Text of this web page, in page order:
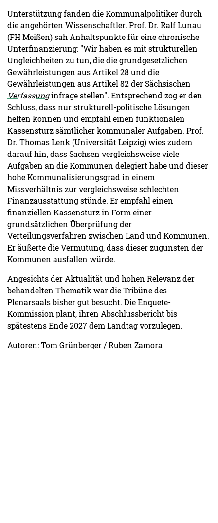
Unterstützung fanden die Kommunalpolitiker durch
die angehörten Wissenschaftler. Prof. Dr. Ralf Lunau
(FH Meißen) sah Anhaltspunkte für eine chronische
Unterfinanzierung: "Wir haben es mit strukturellen
Ungleichheiten zu tun, die die grundgesetzlichen
Gewährleistungen aus Artikel 28 und die
Gewährleistungen aus Artikel 82 der Sächsischen
Verfassunginfrage stellen". Entsprechend zog er den
Schluss, dass nur strukturell-politische Lösungen
helfen können und empfahl einen funktionalen
Kassensturz sämtlicher kommunaler Aufgaben. Prof.
Dr. Thomas Lenk (Universität Leipzig) wies zudem
darauf hin, dass Sachsen vergleichsweise viele
Aufgaben an die Kommunen delegiert habe und dieser
hohe Kommunalisierungsgrad in einem
Missverhältnis zur vergleichsweise schlechten
Finanzausstattung stünde. Er empfahl einen
finanziellen Kassensturz in Form einer
grundsätzlichen Überprüfung der
Verteilungsverfahren zwischen Land und Kommunen.
Er äußerte die Vermutung, dass dieser zugunsten der
Kommunen ausfallen würde.
Angesichts der Aktualität und hohen Relevanz der
behandelten Thematik war die Tribüne des
Plenarsaals bisher gut besucht. Die Enquete-
Kommission plant, ihren Abschlussbericht bis
spätestens Ende 2027 dem Landtag vorzulegen.
Autoren: Tom Grünberger / Ruben Zamora